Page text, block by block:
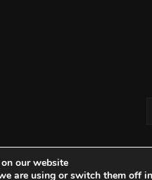
our website.
are using or switch them off in